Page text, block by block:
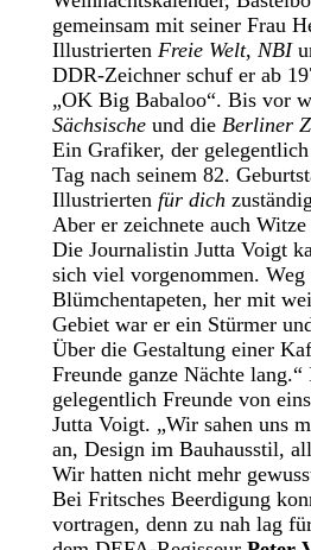
gemeinsam mit seiner Frau
Illustrierten Freie Welt, NBI
DDR-Zeichner schuf er ab
„OK Big Babaloo“. Bis vor
Sächsische und die Berliner
Ein Grafiker, der
Tag nach seinem 82.
Illustrierten für dich
Aber er zeichnete auch
Die Journalistin Jutta Voigt
sich viel vorgenommen.
Blümchentapeten, her mit
Gebiet war er ein Stürmer
Über die Gestaltung einer
Freunde ganze Nächte
gelegentlich Freunde von
Jutta Voigt. „Wir sahen uns
an, Design im Bauhausstil,
Wir hatten nicht mehr
Bei Fritsches Beerdigung
vortragen, denn zu nah lag